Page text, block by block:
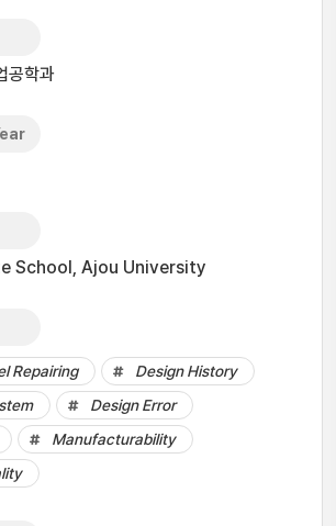
공학과
School, Ajou University
Repairing
Design History
Design Error
Manufacturability